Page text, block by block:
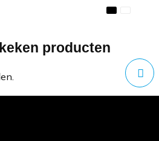
1
producten